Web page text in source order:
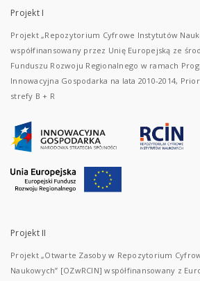
Projekt I
Projekt „Repozytorium Cyfrowe Instytutów
współfinansowany przez Unię Europejską ze
Funduszu Rozwoju Regionalnego w ramach
Innowacyjna Gospodarka na lata 2010-2014,
strefy B + R
Projekt II
Projekt „Otwarte Zasoby w Repozytorium
Naukowych” [OZwRCIN] współfinansowany z